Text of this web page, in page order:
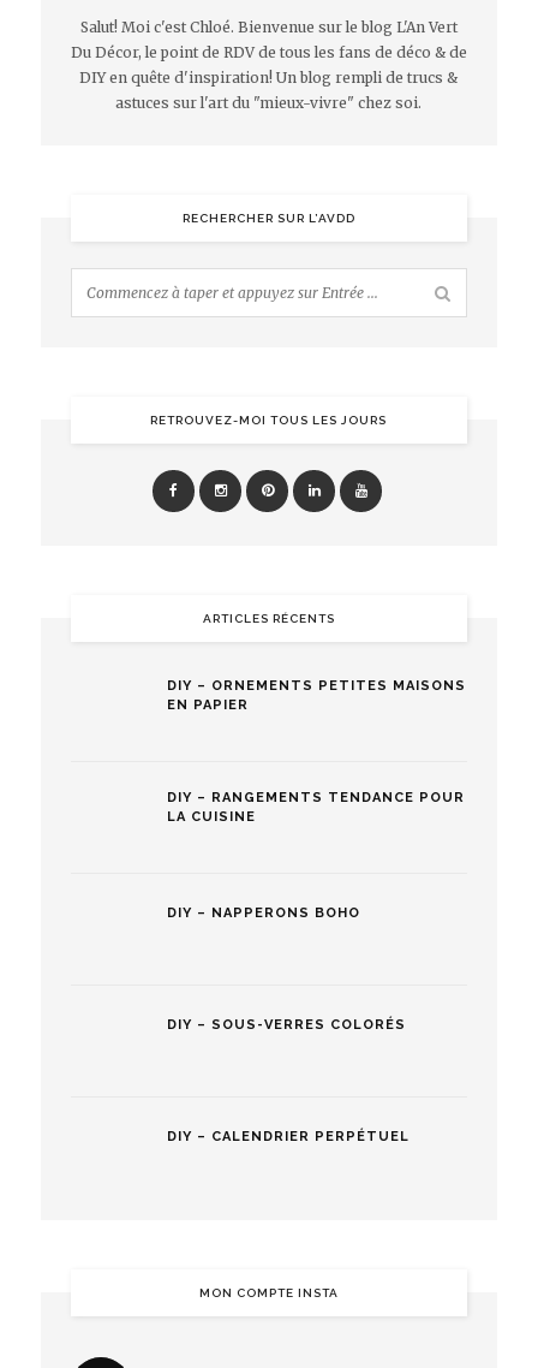
Salut! Moi c'est Chloé. Bienvenue sur le blog L'An Vert
Du Décor, le point de RDV de tous les fans de déco & de
DIY en quête d'inspiration! Un blog rempli de trucs &
astuces sur l'art du "mieux-vivre" chez soi.
RECHERCHER SUR L’AVDD
RETROUVEZ-MOI TOUS LES JOURS
ARTICLES RÉCENTS
DIY – ORNEMENTS PETITES MAISONS
EN PAPIER
DIY – RANGEMENTS TENDANCE POUR
LA CUISINE
DIY – NAPPERONS BOHO
DIY – SOUS-VERRES COLORÉS
DIY – CALENDRIER PERPÉTUEL
MON COMPTE INSTA